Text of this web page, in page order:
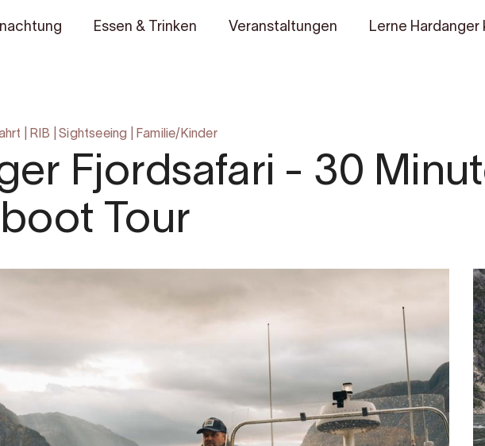
Essen & Trinken Veranstaltungen Lerne Hardanger
RIB |Sightseeing Familie/Kinder
Fjordsafari - 30
Tour